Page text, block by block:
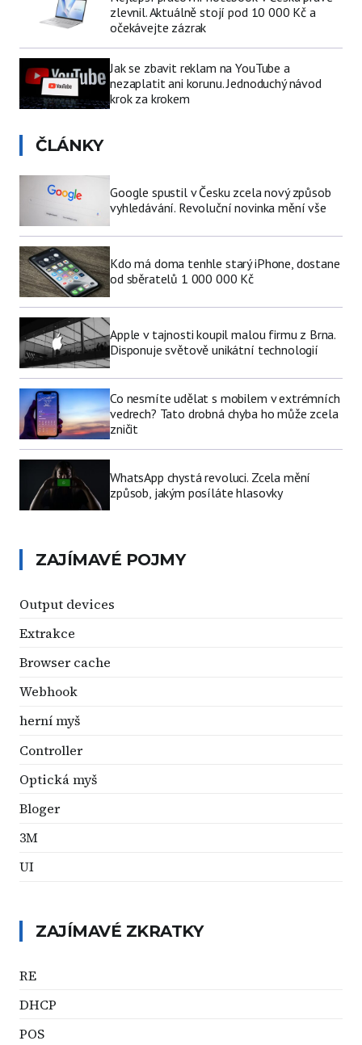
zlevnil. Aktuálně stojí pod 10 000 Kč a
očekávejte zázrak
Jak se zbavit reklam na YouTube a
nezaplatit ani korunu. Jednoduchý návod
krok za krokem
ČLÁNKY
Google spustil v Česku zcela nový způsob
vyhledávání. Revoluční novinka mění vše
Kdo má doma tenhle starý iPhone, dostane
od sběratelů 1 000 000 Kč
Apple v tajnosti koupil malou firmu z Brna.
Disponuje světově unikátní technologií
Co nesmíte udělat s mobilem v extrémních
vedrech? Tato drobná chyba ho může zcela
zničit
WhatsApp chystá revoluci. Zcela mění
způsob, jakým posíláte hlasovky
ZAJÍMAVÉ POJMY
Output devices
Extrakce
Browser cache
Webhook
herní myš
Controller
Optická myš
Bloger
3M
UI
ZAJÍMAVÉ ZKRATKY
RE
DHCP
POS